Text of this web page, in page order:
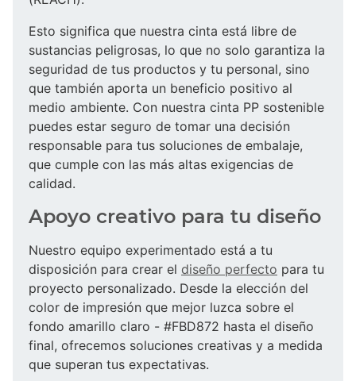
Esto significa que nuestra cinta está libre de
sustancias peligrosas, lo que no solo garantiza la
seguridad de tus productos y tu personal, sino
que también aporta un beneficio positivo al
medio ambiente. Con nuestra cinta PP sostenible
puedes estar seguro de tomar una decisión
responsable para tus soluciones de embalaje,
que cumple con las más altas exigencias de
calidad.
Apoyo creativo para tu diseño
Nuestro equipo experimentado está a tu
disposición para crear el diseño perfecto para tu
proyecto personalizado. Desde la elección del
color de impresión que mejor luzca sobre el
fondo amarillo claro - #FBD872 hasta el diseño
final, ofrecemos soluciones creativas y a medida
que superan tus expectativas.